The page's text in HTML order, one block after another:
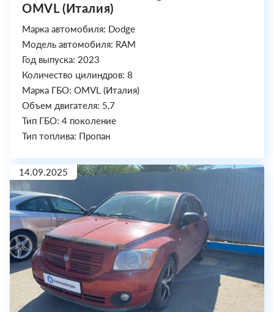
OMVL (Италия)
Марка автомобиля: Dodge
Модель автомобиля: RAM
Год выпуска: 2023
Количество цилиндров: 8
Марка ГБО: OMVL (Италия)
Объем двигателя: 5,7
Тип ГБО: 4 поколение
Тип топлива: Пропан
14.09.2025